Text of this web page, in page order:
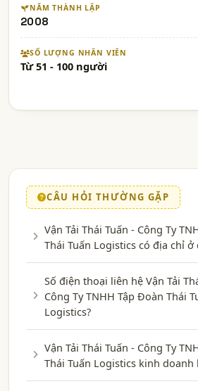
NĂM THÀNH LẬP
2008
SỐ LƯỢNG NHÂN VIÊN
Từ 51 - 100 người
CÂU HỎI THƯỜNG GẶP
Vận Tải Thái Tuấn - Công Ty
Thái Tuấn Logistics có địa chỉ ở
Số điện thoại liên hệ Vận Tải
Công Ty TNHH Tập Đoàn Thái
Logistics?
Vận Tải Thái Tuấn - Công Ty
Thái Tuấn Logistics kinh doanh